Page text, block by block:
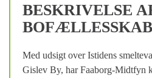
BESKRIVELSE
Med udsigt over Istidens
Gislev By, har Faaborg-Midtfyn